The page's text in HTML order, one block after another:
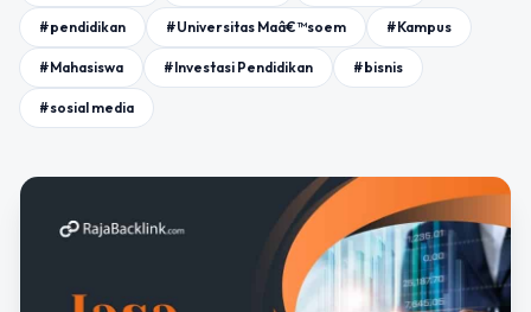
#pendidikan #Universitas Maâ€™soem #Kampus
#Mahasiswa #Investasi Pendidikan #bisnis
#sosial media